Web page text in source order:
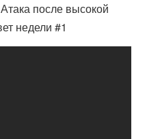
Атака после высокой
недели #1